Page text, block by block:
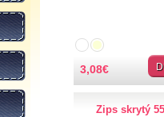
3,08€
Zips skrytý